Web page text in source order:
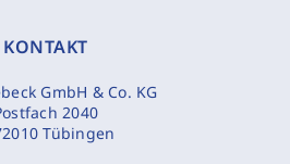
KONTAKT
GmbH & Co. KG
2040
Tübingen